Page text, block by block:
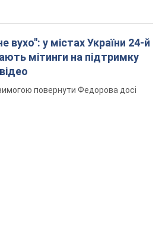
вухо": у містах України 24-й
мітинги на підтримку
повернути Федорова досі